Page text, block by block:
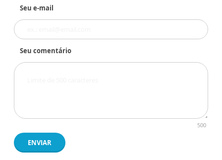
Seu e-mail
Seu comentário
500
ENVIAR